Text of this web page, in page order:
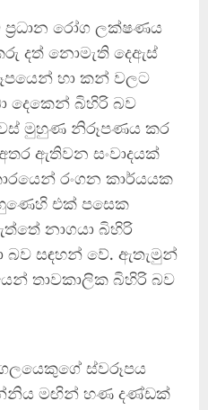
ප්‍රධාන රෝග ලක්ෂණය
දත් නොමැති දෙඇස්
හා කන් වලට
දෙකෙන් බිහිරි බව
මුහුණ නිරූපණය කර
ඇතිවන සංවාදයක්
රංගන කාර්යයක
එක් පසෙක
නාගයා බිහිරි
බව සඳහන් වේ. ඇතැමුන්
තාවකාලික බිහිරි බව
ස්වරූපය
මඟින් හණ දණ්ඩක්